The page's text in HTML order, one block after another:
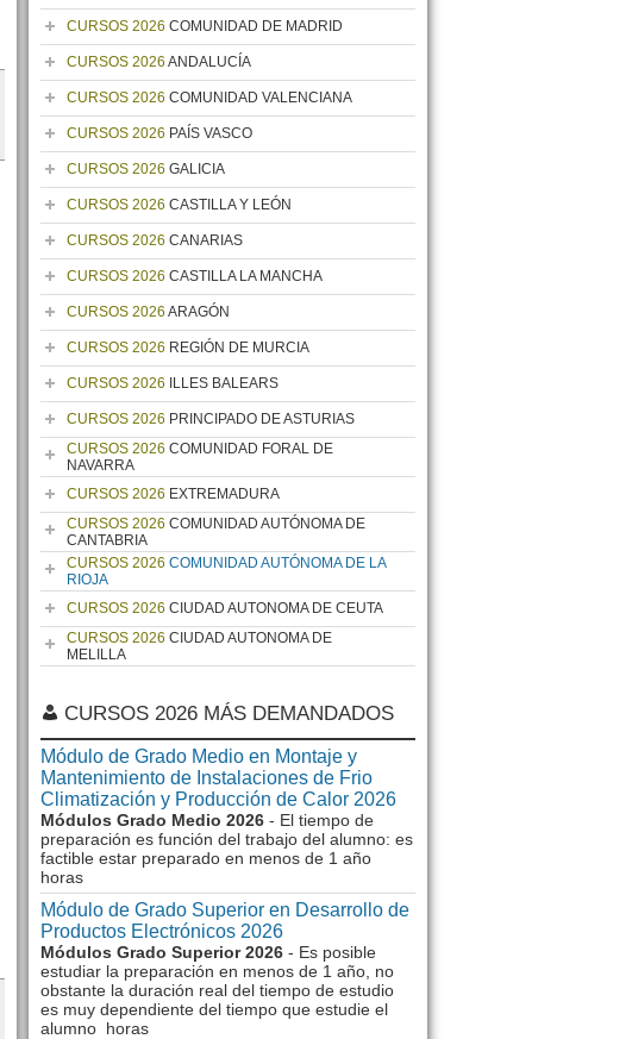
CURSOS 2026 COMUNIDAD DE MADRID
CURSOS 2026 ANDALUCÍA
CURSOS 2026 COMUNIDAD VALENCIANA
CURSOS 2026 PAÍS VASCO
CURSOS 2026 GALICIA
CURSOS 2026 CASTILLA Y LEÓN
CURSOS 2026 CANARIAS
CURSOS 2026 CASTILLA LA MANCHA
CURSOS 2026 ARAGÓN
CURSOS 2026 REGIÓN DE MURCIA
CURSOS 2026 ILLES BALEARS
CURSOS 2026 PRINCIPADO DE ASTURIAS
CURSOS 2026 COMUNIDAD FORAL DE
NAVARRA
CURSOS 2026 EXTREMADURA
CURSOS 2026 COMUNIDAD AUTÓNOMA DE
CANTABRIA
CURSOS 2026 COMUNIDAD AUTÓNOMA DE LA
RIOJA
CURSOS 2026 CIUDAD AUTONOMA DE CEUTA
CURSOS 2026 CIUDAD AUTONOMA DE
MELILLA
CURSOS 2026 MÁS DEMANDADOS
Módulo de Grado Medio en Montaje y
Mantenimiento de Instalaciones de Frio
Climatización y Producción de Calor 2026
Módulos Grado Medio 2026 - El tiempo de
preparación es función del trabajo del alumno: es
factible estar preparado en menos de 1 año
horas
Módulo de Grado Superior en Desarrollo de
Productos Electrónicos 2026
Módulos Grado Superior 2026 - Es posible
estudiar la preparación en menos de 1 año, no
obstante la duración real del tiempo de estudio
es muy dependiente del tiempo que estudie el
alumno horas